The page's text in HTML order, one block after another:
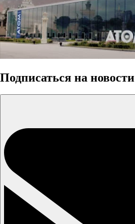
Подписаться на новости